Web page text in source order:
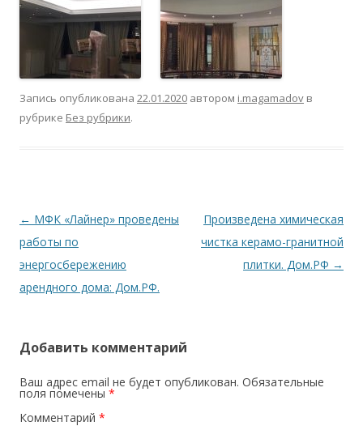
Запись опубликована 22.01.2020 автором i.magamadov в
рубрике Без рубрики.
Навигация
по
записям
← МФК «Лайнер» проведены
работы по
энергосбережению
арендного дома: Дом.РФ.
Произведена химическая
чистка керамо-гранитной
плитки. Дом.РФ →
Добавить комментарий
Ваш адрес email не будет опубликован. Обязательные
поля помечены *
Комментарий *